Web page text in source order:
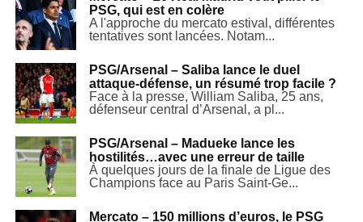
PSG, qui est en colère
A l'approche du mercato estival, différentes
tentatives sont lancées. Notam...
PSG/Arsenal – Saliba lance le duel
attaque-défense, un résumé trop facile ?
Face à la presse, William Saliba, 25 ans,
défenseur central d’Arsenal, a pl...
PSG/Arsenal – Madueke lance les
hostilités…avec une erreur de taille
À quelques jours de la finale de Ligue des
Champions face au Paris Saint-Ge...
Mercato – 150 millions d’euros, le PSG